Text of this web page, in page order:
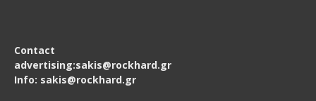
Contact
advertising:sakis@rockhard.gr
Info: sakis@rockhard.gr